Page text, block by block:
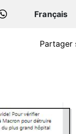
WHATSAPP
Partager